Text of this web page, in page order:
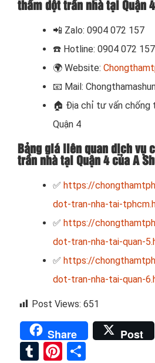
thấm dột trần nhà tại Quận 4
📲 Zalo: 0904 072 157
☎️ Hotline: 0904 072 157
🌍 Website:
📧 Mail:
🏠 Địa chỉ tư vấn chống
Quận 4
Bảng giá liên quan dịch vụ
trần nhà tại Quận 4 của A
✅ https://
dot-tran-nha-tai-
✅ https://
dot-tran-nha-tai-quan-
✅ https://
dot-tran-nha-tai-quan-
Post Views: 651
Share Post
TumblrPinterest